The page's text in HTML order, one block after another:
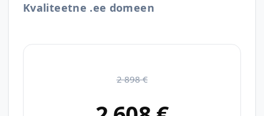
Kvaliteetne .ee domeen
2 898 €